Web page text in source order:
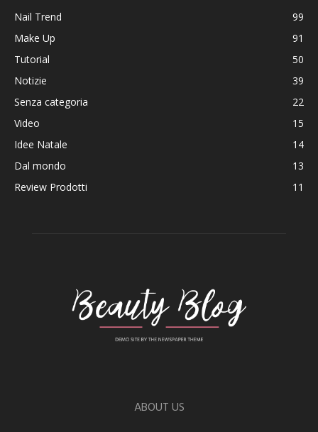
Nail Trend
99
Make Up
91
Tutorial
50
Notizie
39
Senza categoria
22
Video
15
Idee Natale
14
Dal mondo
13
Review Prodotti
11
ABOUT US